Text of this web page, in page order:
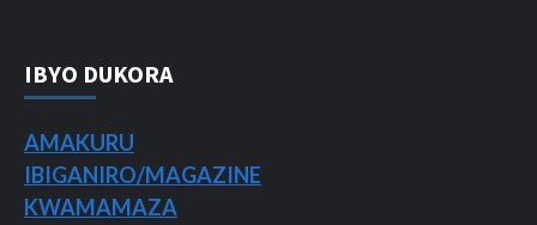
IBYO DUKORA
AMAKURU
IBIGANIRO/MAGAZINE
KWAMAMAZA